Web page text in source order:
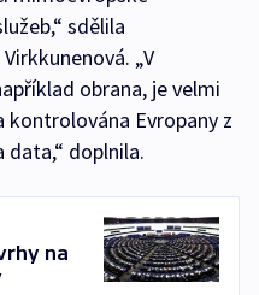
sdělila
„V
obrana, je velmi
Evropany z
data,“ doplnila.
na